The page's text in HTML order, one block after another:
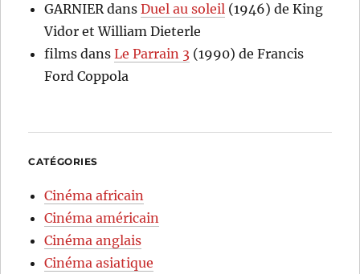
GARNIERdansDuel au soleil (1946) de King
Vidor et William Dieterle
films dansLe Parrain 3 (1990) de Francis
Ford Coppola
CATÉGORIES
Cinéma africain
Cinéma américain
Cinéma anglais
Cinéma asiatique